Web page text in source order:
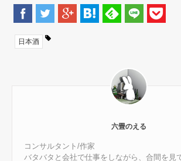
日本酒
六畳のえる
コンサルタント/作家
バタバタと会社で仕事をしながら、合間を見